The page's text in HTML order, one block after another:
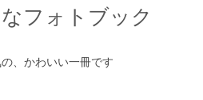
フォトブック
、かわいい一冊です